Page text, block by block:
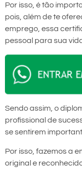
Por isso, é tão
pois, além de te
emprego, essa
pessoal para sua
Sendo assim, o
profissional de
se sentirem
Por isso, fazemos a
original e